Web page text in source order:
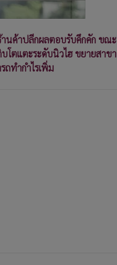
านค้าปลีกผลตอบรับคึกคัก ขณะ
โตแตะระดับนิวไฮ ขยายสาขา
ทำกำไรเพิ่ม